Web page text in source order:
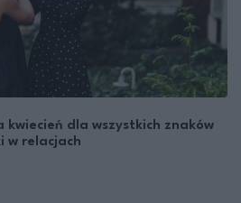
kwiecień dla wszystkich znaków
w relacjach